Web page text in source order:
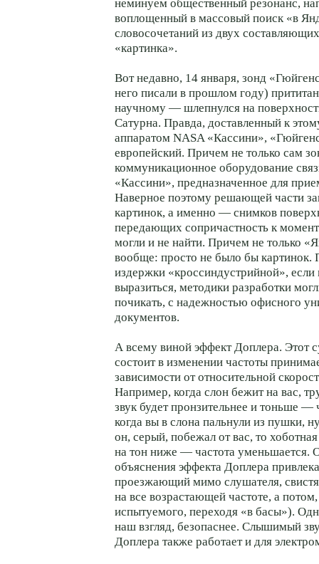
неминуем общественный резонанс,
воплощенный в массовый поиск «в
словосочетаний из двух
«картинка».
Вот недавно, 14 января, зонд
него писали в прошлом году)
научному — шлепнулся на
Сатурна. Правда, доставленный к
аппаратом NASA «Кассини»,
европейский. Причем не только сам
коммуникационное оборудование
«Кассини», предназначенное для
Наверное поэтому решающей части
картинок, а именно — снимков
передающих сопричастность к
могли и не найти. Причем не только
вообще: просто не было бы картинок.
издержки «кроссиндустрийной»,
выразиться, методики разработки
почикать, с надежностью офисного
документов.
А всему виной эффект Доплера. Этот
состоит в изменении частоты
зависимости от относительной
Например, когда слон бежит на вас,
звук будет пронзительнее и тоньше —
когда вы в слона пальнули из пушки,
он, серый, побежал от вас, то
на тон ниже — частота уменьшается.
объяснения эффекта Доплера
проезжающий мимо слушателя,
на все возрастающей частоте, а
испытуемого, переходя «в басы»).
наш взгляд, безопаснее. Слышимый
Доплера также работает и для